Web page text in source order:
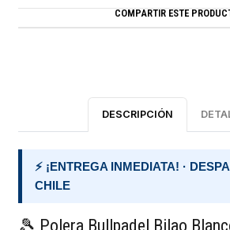
COMPARTIR ESTE
DESCRIPCIÓN
⚡ ¡ENTREGA INMEDIATA! ·
CHILE
🎾 Polera Bullpadel Bilao